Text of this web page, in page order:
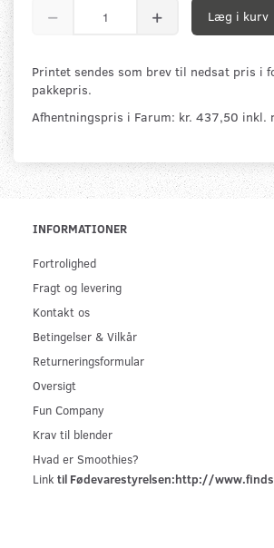
Læg i kurv
Printet sendes som brev til nedsat pris i
pakkepris.
Afhentningspris i Farum: kr. 437,50 inkl.
INFORMATIONER
Fortrolighed
Fragt og levering
Kontakt os
Betingelser & Vilkår
Returneringsformular
Oversigt
Fun Company
Krav til blender
Hvad er Smoothies?
Link til Fødevarestyrelsen:http://